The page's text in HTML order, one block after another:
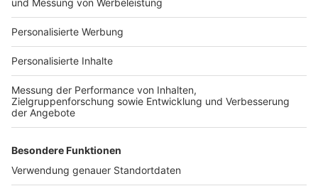
Für Unternehmen
Ihre Baufirma auf bauen.de
Kostenloses Infogespräch